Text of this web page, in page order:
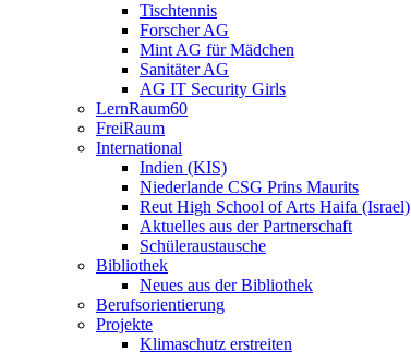
Tischtennis
Forscher AG
Mint AG für Mädchen
Sanitäter AG
AG IT Security Girls
LernRaum60
FreiRaum
International
Indien (KIS)
Niederlande CSG Prins Maurits
Reut High School of Arts Haifa (Israel)
Aktuelles aus der Partnerschaft
Schüleraustausche
Bibliothek
Neues aus der Bibliothek
Berufsorientierung
Projekte
Klimaschutz erstreiten